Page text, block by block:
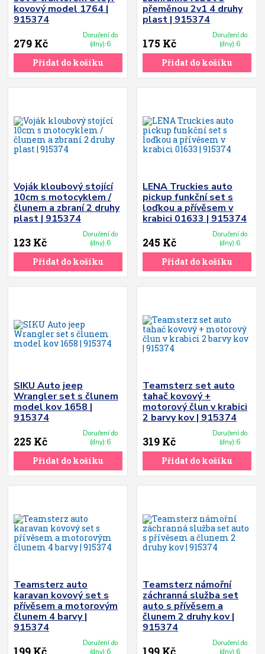
kovový model 1764 |
915374
279 Kč
Doručení do
(dny):6
Přidat do košíku
přeměnou 2v1 4 druhy
plast | 915374
175 Kč
Doručení do
(dny):6
Přidat do košíku
Voják kloubový stojící
10cm s motocyklem /
člunem a zbraní 2 druhy
plast | 915374
123 Kč
Doručení do
(dny):6
Přidat do košíku
LENA Truckies auto
pickup funkční set s
loďkou a přívěsem v
krabici 01633 | 915374
245 Kč
Doručení do
(dny):6
Přidat do košíku
SIKU Auto jeep
Wrangler set s člunem
model kov 1658 |
915374
225 Kč
Doručení do
(dny):6
Přidat do košíku
Teamsterz set auto
tahač kovový +
motorový člun v krabici
2 barvy kov | 915374
319 Kč
Doručení do
(dny):6
Přidat do košíku
Teamsterz auto
karavan kovový set s
přívěsem a motorovým
člunem 4 barvy |
915374
Doručení do
(dny):6
Teamsterz námořní
záchranná služba set
auto s přívěsem a
člunem 2 druhy kov |
915374
Doručení do
(dny):6